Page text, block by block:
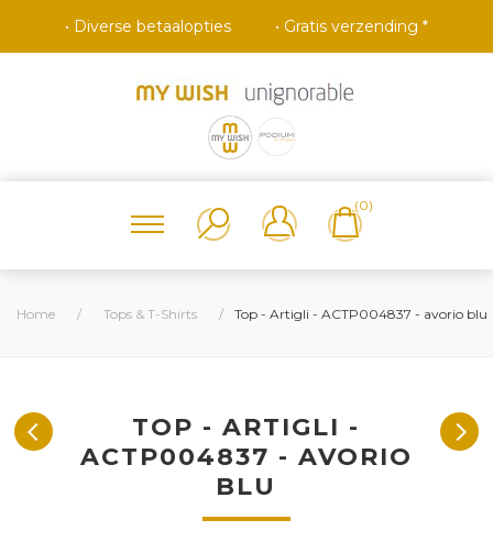
• Diverse betaalopties • Gratis verzending *
(0)
Home / Tops & T-Shirts / Top - Artigli - ACTP004837 - avorio blu
TOP - ARTIGLI -
ACTP004837 - AVORIO
BLU